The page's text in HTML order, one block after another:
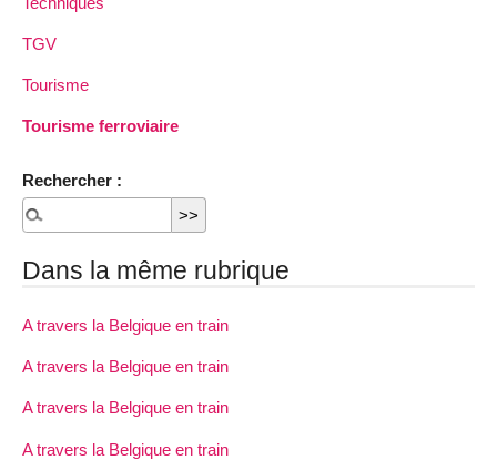
TGV
Tourisme
Tourisme ferroviaire
Rechercher :
Dans la même rubrique
A travers la Belgique en train
A travers la Belgique en train
A travers la Belgique en train
A travers la Belgique en train